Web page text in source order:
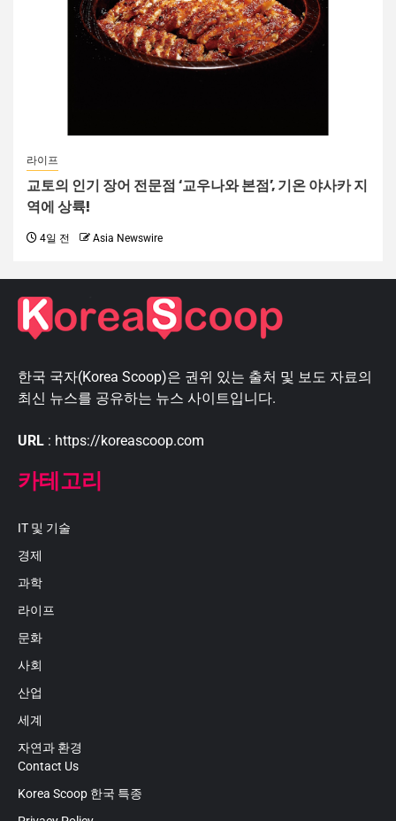
라이프
교토의 인기 장어 전문점 ‘교우나와 본점’, 기온 야사카 지
역에 상륙!
4일 전 Asia Newswire
한국 국자(Korea Scoop)은 권위 있는 출처 및 보도 자료의
최신 뉴스를 공유하는 뉴스 사이트입니다.
URL : https://koreascoop.com
카테고리
IT 및 기술
경제
과학
라이프
문화
사회
산업
세계
자연과 환경
Contact Us
Korea Scoop 한국 특종